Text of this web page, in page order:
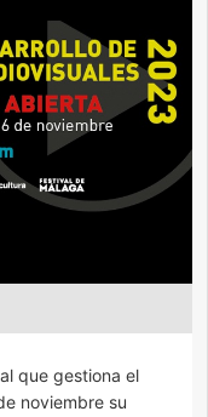
que gestiona el
noviembre su